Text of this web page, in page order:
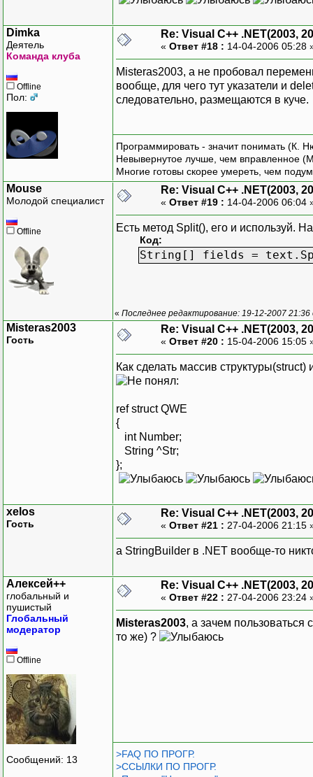
Dimka
Деятель
Команда клуба
Offline
Пол:
Re: Visual C++ .NET(2003,
« Ответ #18 : 14-04-2006 05:28
Misteras2003, а не пробовал
вообще, для чего тут указатели и
следовательно, размещаются в куче.
Программировать - значит понимать (К.
Невывернутое лучше, чем вправленное
Многие готовы скорее умереть, чем
Mouse
Молодой специалист
Offline
Re: Visual C++ .NET(2003,
« Ответ #19 : 14-04-2006 06:04
Есть метод Split(), его и используй.
Код:
String[] fields =
« Последнее редактирование: 19-12-2007
Misteras2003
Гость
Re: Visual C++ .NET(2003,
« Ответ #20 : 15-04-2006 15:05
Как сделать массив
:
ref struct QWE
{
int Number;
String ^Str;
};
xelos
Гость
Re: Visual C++ .NET(2003,
« Ответ #21 : 27-04-2006 21:15
а StringBuilder в .NET вообще-то
Алексей++
глобальный и
пушистый
Глобальный
модератор
Offline
Сообщений: 13
Re: Visual C++ .NET(2003,
« Ответ #22 : 27-04-2006 23:24
Misteras2003, а зачем
то же) ?
>FAQ ПО ПРОГР.
>ССЫЛКИ ПО ПРОГР.